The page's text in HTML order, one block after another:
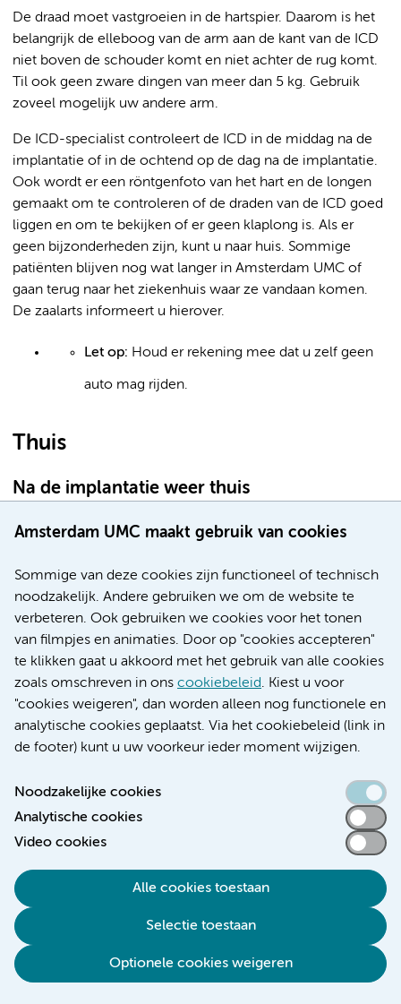
De draad moet vastgroeien in de hartspier. Daarom is het
belangrijk de elleboog van de arm aan de kant van de ICD
niet boven de schouder komt en niet achter de rug komt.
Til ook geen zware dingen van meer dan 5 kg. Gebruik
zoveel mogelijk uw andere arm.
De ICD-specialist controleert de ICD in de middag na de
implantatie of in de ochtend op de dag na de implantatie.
Ook wordt er een röntgenfoto van het hart en de longen
gemaakt om te controleren of de draden van de ICD goed
liggen en om te bekijken of er geen klaplong is. Als er
geen bijzonderheden zijn, kunt u naar huis. Sommige
patiënten blijven nog wat langer in Amsterdam UMC of
gaan terug naar het ziekenhuis waar ze vandaan komen.
De zaalarts informeert u hierover.
Let op: Houd er rekening mee dat u zelf geen
auto mag rijden.
Thuis
Na de implantatie weer thuis
De elleboog aan de kant van de ICD mag de eerste 2
worden getild. De wond kan zo goed genezen en er
Til de eerste 4 weken geen zware voorwerpen.
is, hoeft er geen nieuwe pleister op. Is de wond nog
niet goed gesloten dan doet u er een nieuwe pleister
op. Vervang deze pleister iedere dag totdat de wond
dicht is.
De wond kan ook worden gelijmd, dan mag u gelijk
douchen, dit hoort u van de arts.
Amsterdam UMC maakt gebruik van cookies
Sommige van deze cookies zijn functioneel of technisch
noodzakelijk. Andere gebruiken we om de website te
verbeteren. Ook gebruiken we cookies voor het tonen
van filmpjes en animaties. Door op "cookies accepteren"
te klikken gaat u akkoord met het gebruik van alle cookies
zoals omschreven in ons cookiebeleid. Kiest u voor
"cookies weigeren", dan worden alleen nog functionele en
analytische cookies geplaatst. Via het cookiebeleid (link in
de footer) kunt u uw voorkeur ieder moment wijzigen.
Noodzakelijke cookies
Analytische cookies
Video cookies
Alle cookies toestaan
Selectie toestaan
Optionele cookies weigeren